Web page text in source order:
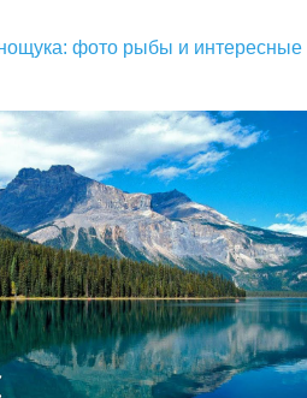
фото рыбы и интересные